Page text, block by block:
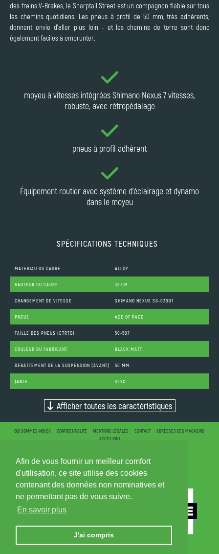
Afin de vous fournir un meilleur comfort
d'utilisation, ce site utilise des cookies
contenant des données non nominatives et
ne permettant pas de vous suivre.
En savoir plus
J'ai compris
des freins V-Brakes, le Sharptail Street est un compagnon fiable sur tous
les chemins quotidiens. Les pneus à profil de 50 mm, très adhérents,
donnent envie d'aller plus loin - et les chemins de terre sont donc
également faciles à emprunter.
moyeu à vitesses intégrées Shimano Nexus 7 vitesses,
robuste, avec rétropédalage
pneus à profil adhérent
Équipement routier avec système d'éclairage et dynamo
dans le moyeu
SPÉCIFICATIONS TECHNIQUES
MATÉRIAU DU CADRE ALLOY
HAUTEUR DU CADRE 32 CM
CHANGEMENT DE VITESSE SHIMANO NEXUS SG-C3001
PNEUS ACE OF PACE
TAILLE DES PNEUS (ETRTO) 50-507
COULEUR DU FABRICANT BLACK MATT
DÉBATTEMENT DE LA SUSPENSION (AVANT) 50 MM
JANTE STYX
Afficher toutes les caractéristiques
QUI SOMMES-NOUS? CONFIDENTIALITÉ MENTIONS LÉGALES CONTACT
ADRESSES DES MAGASINS
ACCÈS PRO